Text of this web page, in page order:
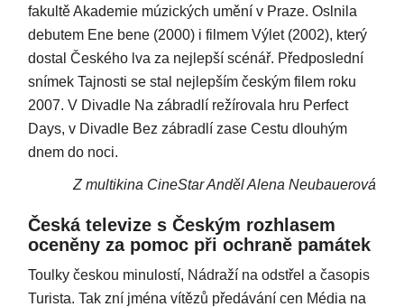
fakultě Akademie múzických umění v Praze. Oslnila
debutem Ene bene (2000) i filmem Výlet (2002), který
dostal Českého lva za nejlepší scénář. Předposlední
snímek Tajnosti se stal nejlepším českým filem roku
2007. V Divadle Na zábradlí režírovala hru Perfect
Days, v Divadle Bez zábradlí zase Cestu dlouhým
dnem do noci.
Z multikina CineStar Anděl Alena Neubauerová
Česká televize s Českým rozhlasem
oceněny za pomoc při ochraně památek
Toulky českou minulostí, Nádraží na odstřel a časopis
Turista. Tak zní jména vítězů předávání cen Média na